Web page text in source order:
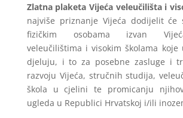
Zlatna plaketa Vijeća veleučilišta i
najviše priznanje Vijeća dodijelit
fizičkim osobama izvan
veleučilištima i visokim školama koje
djeluju, i to za posebne zasluge i
razvoju Vijeća, stručnih studija,
škola u cjelini te promicanju
ugleda u Republici Hrvatskoj i/ili